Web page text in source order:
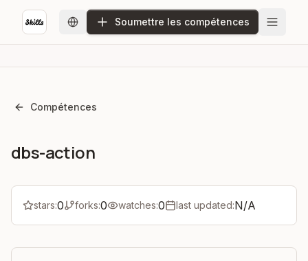
Soumettre les compétences
Compétences
dbs-action
stars:0 forks:0 watches:0 last updated:N/A